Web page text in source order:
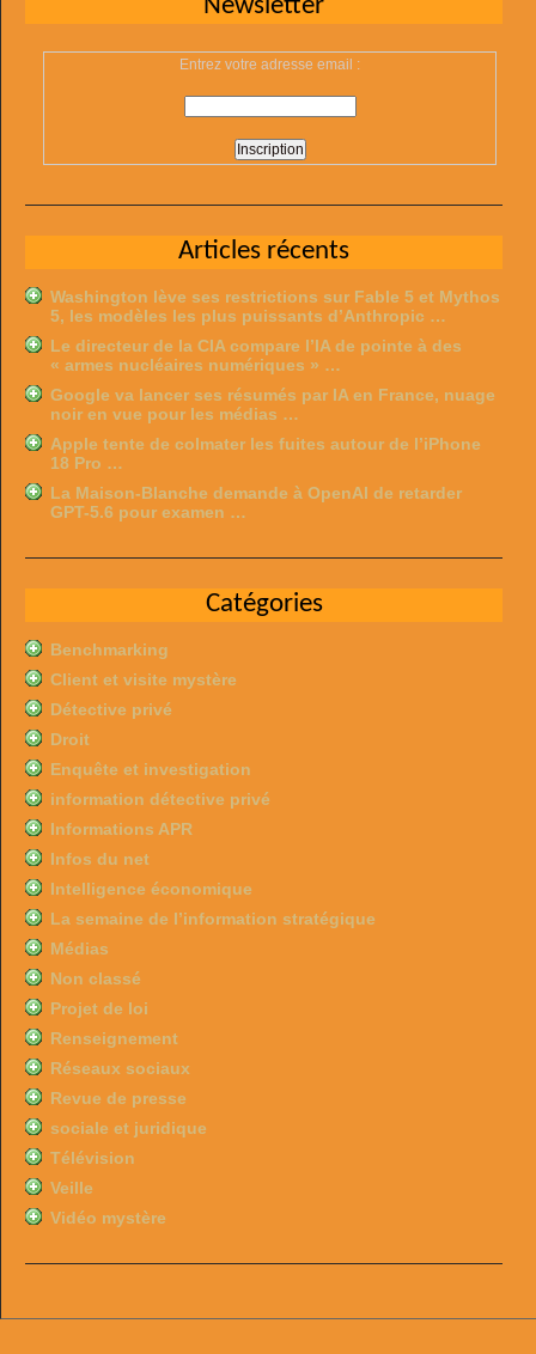
Newsletter
Entrez votre adresse email :
Articles récents
Washington lève ses restrictions sur Fable 5 et Mythos
5, les modèles les plus puissants d’Anthropic …
Le directeur de la CIA compare l’IA de pointe à des
« armes nucléaires numériques » …
Google va lancer ses résumés par IA en France, nuage
noir en vue pour les médias …
Apple tente de colmater les fuites autour de l’iPhone
18 Pro …
La Maison-Blanche demande à OpenAI de retarder
GPT-5.6 pour examen …
Catégories
Benchmarking
Client et visite mystère
Détective privé
Droit
Enquête et investigation
information détective privé
Informations APR
Infos du net
Intelligence économique
La semaine de l’information stratégique
Médias
Non classé
Projet de loi
Renseignement
Réseaux sociaux
Revue de presse
sociale et juridique
Télévision
Veille
Vidéo mystère